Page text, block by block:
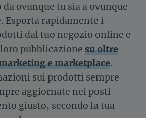
ovunque tu sia a ovunque
Esporta rapidamente i
dal tuo negozio online e
pubblicazione su oltre
e marketplace.
sui prodotti sempre
aggiornate nei posti
giusto, secondo la tua